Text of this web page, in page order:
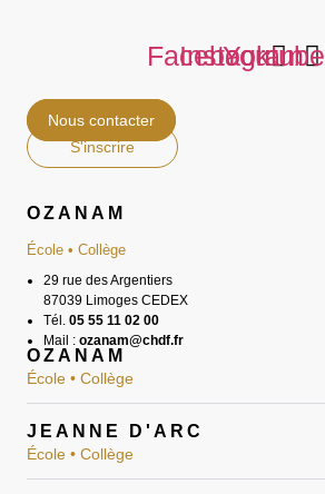
Facebook
Instagram
Youtube
Nous contacter
S'inscrire
OZANAM
École • Collège
29 rue des Argentiers
87039 Limoges CEDEX
Tél. 05 55 11 02 00
Mail : ozanam@chdf.fr
OZANAM
École • Collège
JEANNE D'ARC
École • Collège